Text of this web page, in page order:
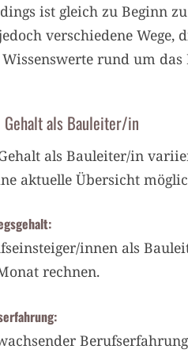
ist gleich zu Beginn
verschiedene
Wissenswerte rund um
Gehalt als Bauleiter/in
als Bauleiter/in
aktuelle Übersicht
innen als
rechnen.